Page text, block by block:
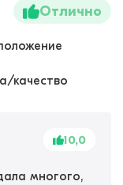
Отлично
качество
10,0
многого,